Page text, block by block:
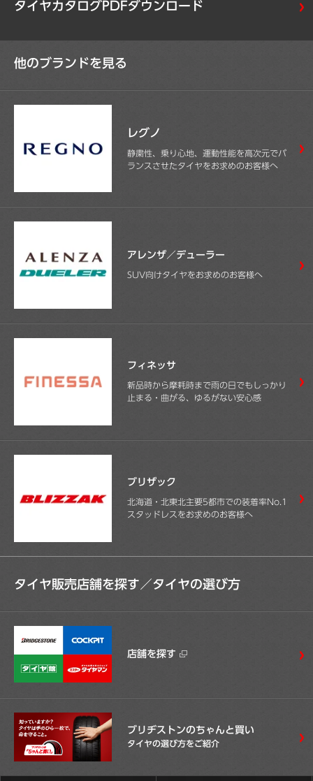
タイヤカタログPDFダウンロード
他のブランドを見る
レグノ
静粛性、乗り心地、運動性能を高次元でバ
ランスさせたタイヤをお求めのお客様へ
アレンザ／デューラー
SUV向けタイヤをお求めのお客様へ
フィネッサ
新品時から摩耗時まで雨の日でもしっかり
止まる・曲がる、ゆるがない安心感
ブリザック
北海道・北東北主要5都市での装着率No.1
スタッドレスをお求めのお客様へ
タイヤ販売店舗を探す／タイヤの選び方
店舗を探す
ブリヂストンのちゃんと買い
タイヤの選び方をご紹介